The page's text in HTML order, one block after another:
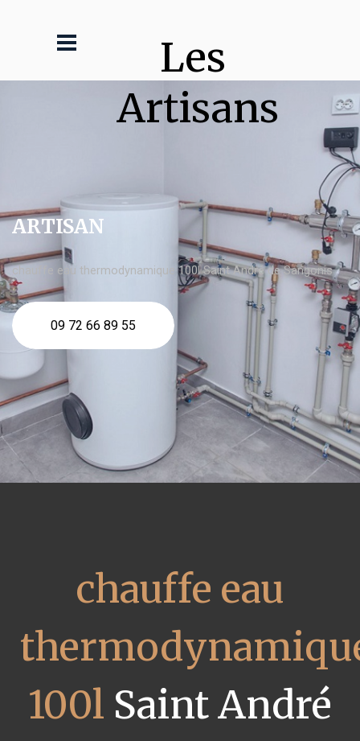
Les
Artisans
ARTISAN
chauffe eau thermodynamique 100l Saint André de Sangonis
09 72 66 89 55
chauffe eau
100l Saint André